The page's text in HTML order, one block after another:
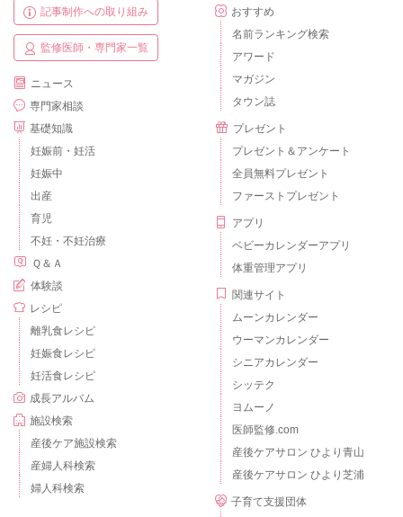
記事制作への取り組み
監修医師・専門家一覧
ニュース
専門家相談
基礎知識
妊娠前・妊活
妊娠中
出産
育児
不妊・不妊治療
Ｑ＆Ａ
体験談
レシピ
離乳食レシピ
妊娠食レシピ
妊活食レシピ
成長アルバム
施設検索
産後ケア施設検索
産婦人科検索
婦人科検索
おすすめ
名前ランキング検索
アワード
マガジン
タウン誌
プレゼント
プレゼント＆アンケート
全員無料プレゼント
ファーストプレゼント
アプリ
ベビーカレンダーアプリ
体重管理アプリ
関連サイト
ムーンカレンダー
ウーマンカレンダー
シニアカレンダー
シッテク
ヨムーノ
医師監修.com
産後ケアサロン ひより青山
産後ケアサロン ひより芝浦
子育て支援団体